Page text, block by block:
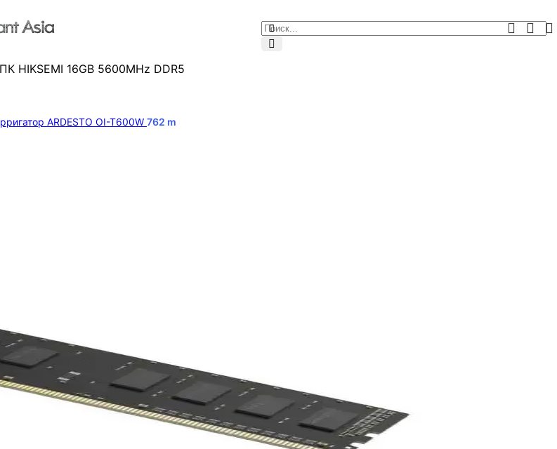
HIKSEMI 16GB 5600MHz DDR5
ARDESTO OI-T600W 762 m